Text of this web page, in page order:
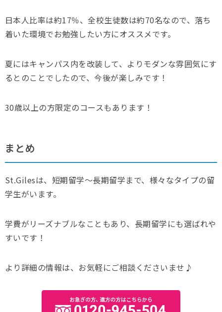
日本人比率は約17％、全校生徒数は約70名なので、落ち
着いた環境でお勉強したい方にオススメです。
夏にはキャンパス内を改装して、よりモダンな雰囲気にす
るとのことでしたので、今後が楽しみです！
30歳以上の方限定のコースもあります！
まとめ
St.Gilesは、短期留学～長期留学まで、様々なタイプの留
学生がいます。
学費がリーズナブルなこともあり、長期留学にも選ばれや
すいです！
より詳細の情報は、お気軽にご相談くださいませ♪